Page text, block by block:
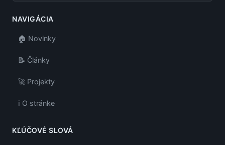
NAVIGÁCIA
🏠 Novinky
📝 Články
🚀 Projekty
ℹ️ O stránke
KĽÚČOVÉ SLOVÁ